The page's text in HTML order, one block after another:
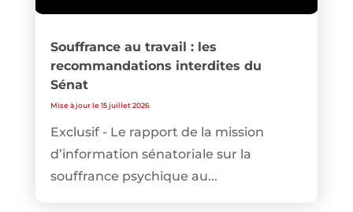
Souffrance au travail : les
recommandations interdites du
Sénat
Mise à jour le 15 juillet 2026
Exclusif - Le rapport de la mission
d’information sénatoriale sur la
souffrance psychique au...